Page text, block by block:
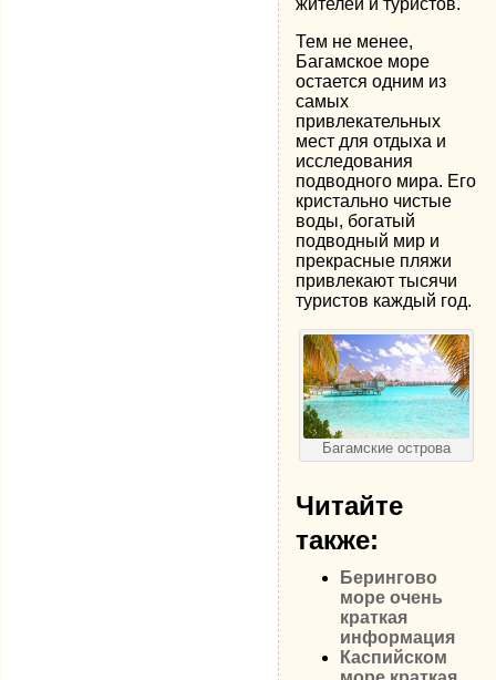
жителей и туристов.
Тем не менее,
Багамское море
остается одним из
самых
привлекательных
мест для отдыха и
исследования
подводного мира. Его
кристально чистые
воды, богатый
подводный мир и
прекрасные пляжи
привлекают тысячи
туристов каждый год.
Багамские острова
Читайте
также:
Берингово
море очень
краткая
информация
Каспийском